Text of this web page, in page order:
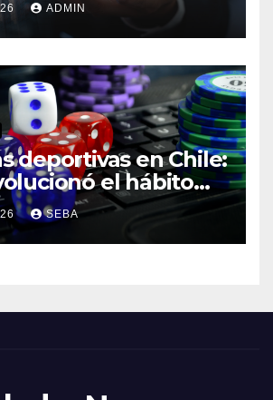
ADMIN
deportivas en Chile:
el hábito
en la era digital
SEBA